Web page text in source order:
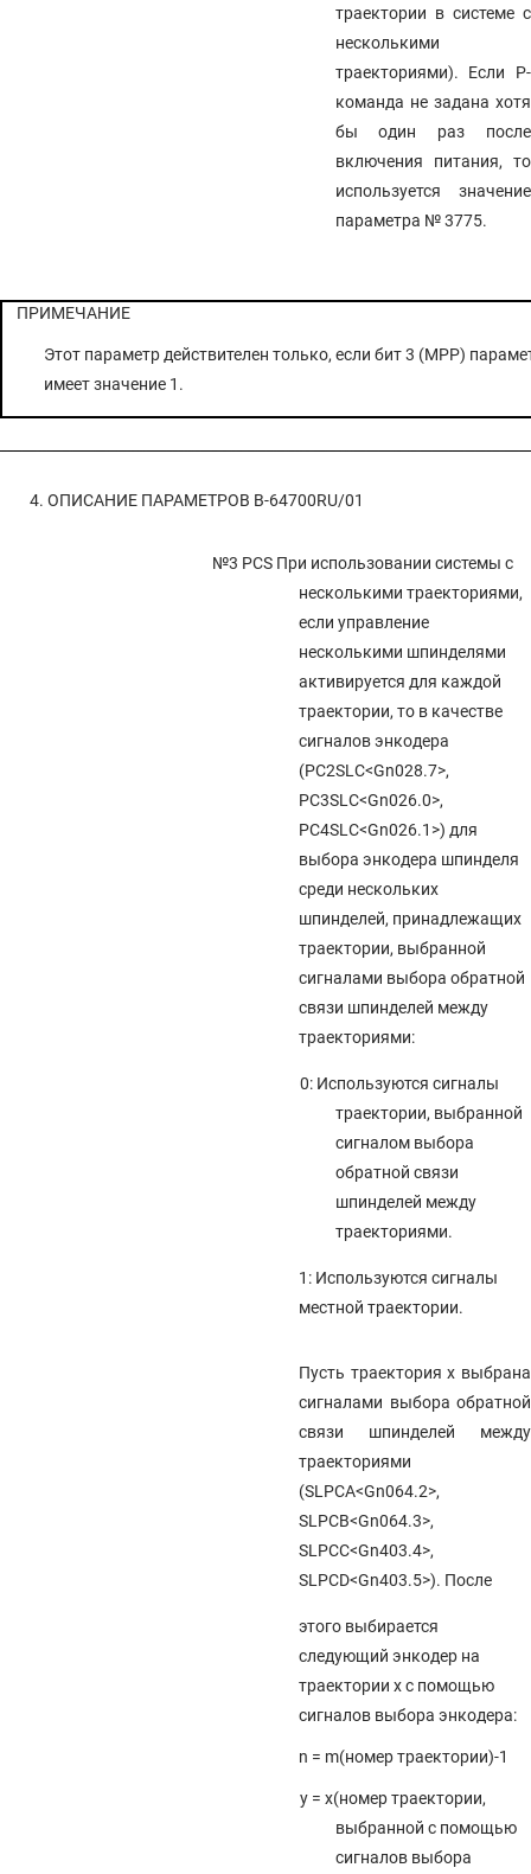
траектории в системе с
несколькими
траекториями). Если P-
команда не задана хотя
бы один раз после
включения питания, то
используется значение
параметра № 3775.
ПРИМЕЧАНИЕ
Этот параметр действителен только, если бит 3 (MPP)
имеет значение 1.
4. ОПИСАНИЕ ПАРАМЕТРОВ B-64700RU/01
№3 PCS При использовании системы с
несколькими траекториями,
если управление
несколькими шпинделями
активируется для каждой
траектории, то в качестве
сигналов энкодера
(PC2SLC<Gn028.7>,
PC3SLC<Gn026.0>,
PC4SLC<Gn026.1>) для
выбора энкодера шпинделя
среди нескольких
шпинделей, принадлежащих
траектории, выбранной
сигналами выбора обратной
связи шпинделей между
траекториями:
0: Используются сигналы
траектории, выбранной
сигналом выбора
обратной связи
шпинделей между
траекториями.
1: Используются сигналы
местной траектории.
Пусть траектория x выбрана
сигналами выбора обратной
связи шпинделей между
траекториями
(SLPCA<Gn064.2>,
SLPCB<Gn064.3>,
SLPCC<Gn403.4>,
SLPCD<Gn403.5>). После
этого выбирается
следующий энкодер на
траектории x с помощью
сигналов выбора энкодера:
n = m(номер траектории)-1
y = x(номер траектории,
выбранной с помощью
сигналов выбора